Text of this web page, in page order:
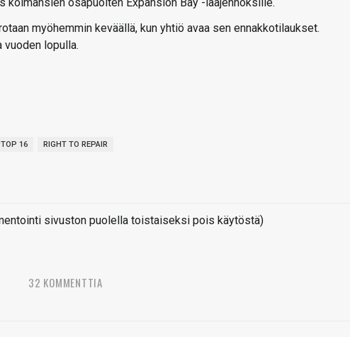
myöhemmin keväällä, kun yhtiö avaa sen ennakkotilaukset.
lopulla.
16 RIGHT TO REPAIR
sivuston puolella toistaiseksi pois käytöstä)
32 KOMMENTTIA